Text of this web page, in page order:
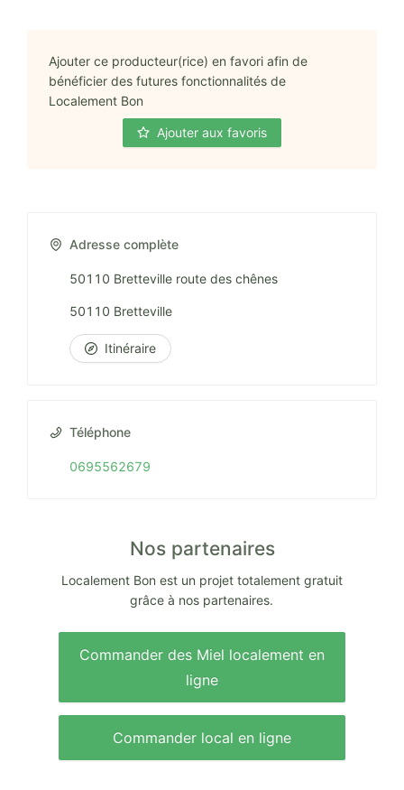
Ajouter ce producteur(rice) en favori afin de
bénéficier des futures fonctionnalités de
Localement Bon
Ajouter aux favoris
Adresse complète
50110 Bretteville route des chênes
50110 Bretteville
Itinéraire
Téléphone
0695562679
Nos partenaires
Localement Bon est un projet totalement gratuit
grâce à nos partenaires.
Commander des Miel localement en
ligne
Commander local en ligne